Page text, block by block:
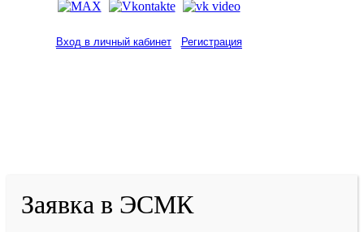
Вход в личный кабинет Регистрация
Заявка в ЭСМК